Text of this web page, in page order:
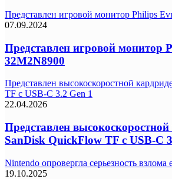
Представлен игровой монитор Philips
07.09.2024
Представлен игровой монитор
32M2N8900
Представлен высокоскоростной
TF с USB-C 3.2 Gen 1
22.04.2026
Представлен
SanDisk QuickFlow TF с USB-C
Nintendo опровергла серьезность взлома
19.10.2025